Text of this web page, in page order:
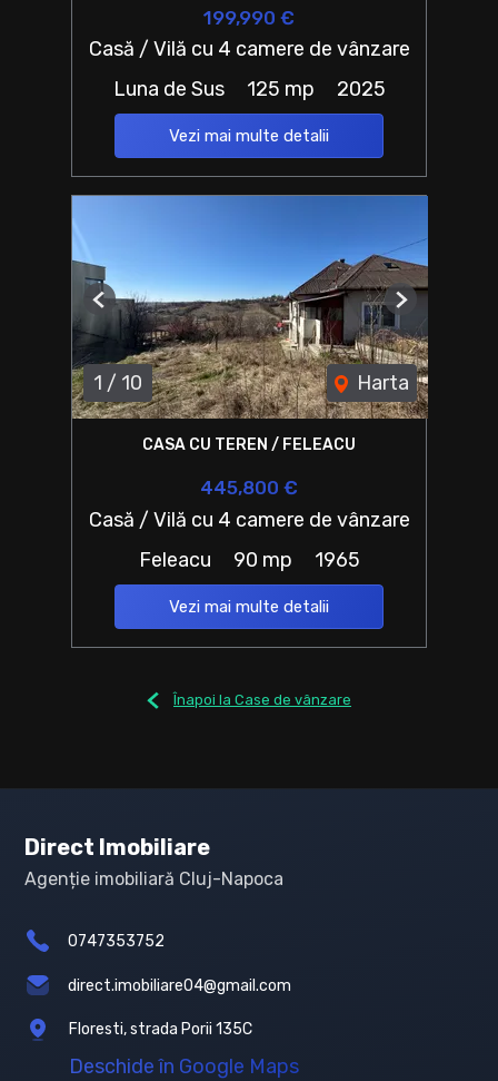
199,990 €
Casă / Vilă cu 4 camere de vânzare
Luna de Sus
125 mp 2025
Vezi mai multe detalii
1 / 10 Harta
Previous Next
CASA CU TEREN / FELEACU
445,800 €
Casă / Vilă cu 4 camere de vânzare
Feleacu
90 mp 1965
Vezi mai multe detalii
Înapoi la Case de vânzare
Direct Imobiliare
Agenție imobiliară Cluj-Napoca
0747353752
direct.imobiliare04@gmail.com
Floresti, strada Porii 135C
Deschide în Google Maps